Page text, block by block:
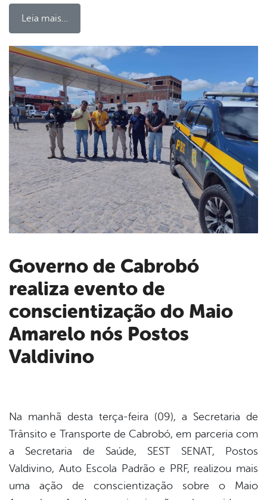
Leia mais…
Governo de Cabrobó
realiza evento de
conscientização do Maio
Amarelo nós Postos
Valdivino
Na manhã desta terça-feira (09), a Secretaria de
Trânsito e Transporte de Cabrobó, em parceria com
a Secretaria de Saúde, SEST SENAT, Postos
Valdivino, Auto Escola Padrão e PRF, realizou mais
uma ação de conscientização sobre o Maio